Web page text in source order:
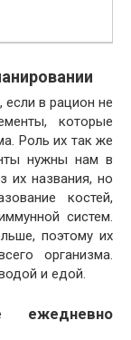
в рацион не
которые
Роль их так же
нужны нам в
их названия, но
костей,
систем.
поэтому их
организма.
и едой.
ежедневно